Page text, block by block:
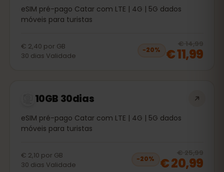
eSIM pré-pago Catar com LTE | 4G | 5G dados
móveis para turistas
€ 2,40 por GB
30 dias Validade
−20%
€ 14,99
€ 11,99
10GB 30dias
eSIM pré-pago Catar com LTE | 4G | 5G dados
móveis para turistas
€ 2,10 por GB
30 dias Validade
−20%
€ 25,99
€ 20,99